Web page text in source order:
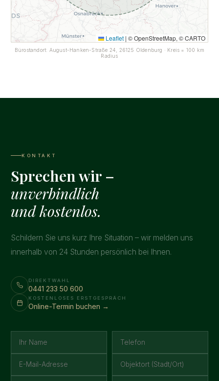
Leaflet | © OpenStreetMap, © CARTO
Bürostandort: August-Hanken-Straße 24, 26125 Oldenburg · Kreis = 100 km
Radius
KONTAKT
Sprechen wir –
unverbindlich
und kostenlos.
Schildern Sie uns kurz Ihre Situation – wir melden uns
innerhalb von 24 Stunden persönlich bei Ihnen.
DIREKTWAHL
0441 233 50 600
KOSTENLOSES ERSTGESPRÄCH
Online-Termin buchen →